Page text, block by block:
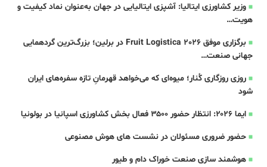
وزیر کشاورزی ایتالیا: آشپزی ایتالیایی در جهان به‌عنوان نماد کیفیت و
هویت…
برگزاری موفق Fruit Logistica 2026 در برلین؛ بزرگ‌ترین گردهمایی
جهانی صنعت…
روزی روزگاری کُنار؛ میوه‌ای که می‌خواهد قهرمانِ تازه‌ سفره‌های ایران
شود
ایما ۲۰۲۶: انتظار حضور ۳۵۰۰ فعال بخش کشاورزی اسپانیا در بولونیا
حضور ضروری مسئولان در نشست های هوش مصنوعی
هوشمند سازی صنعت خوراک دام و طیور